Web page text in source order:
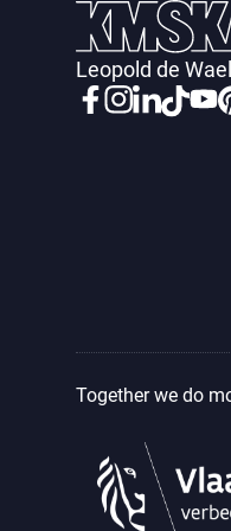
Leopold de
Together we do